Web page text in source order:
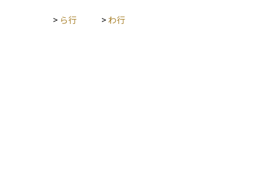
> ら行 > わ行